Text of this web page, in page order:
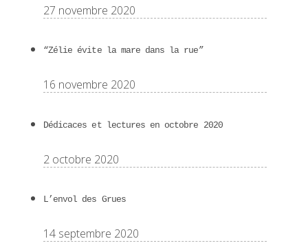
27 novembre 2020
“Zélie évite la mare dans la rue”
16 novembre 2020
Dédicaces et lectures en octobre 2020
2 octobre 2020
L’envol des Grues
14 septembre 2020